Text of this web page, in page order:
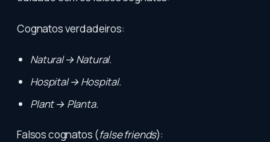
Cognatos verdadeiros:
Natural → Natural.
Hospital → Hospital.
Plant → Planta.
Falsos cognatos (false friends):